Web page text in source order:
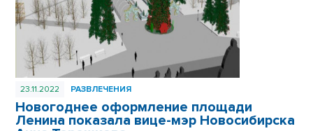
23.11.2022 РАЗВЛЕЧЕНИЯ
Новогоднее оформление площади
Ленина показала вице-мэр Новосибирска